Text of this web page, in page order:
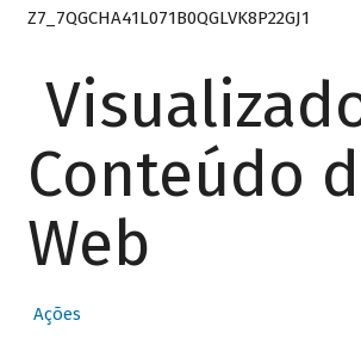
Z7_7QGCHA41L071B0QGLVK8P22GJ1
Conteúdo
Web
Ações